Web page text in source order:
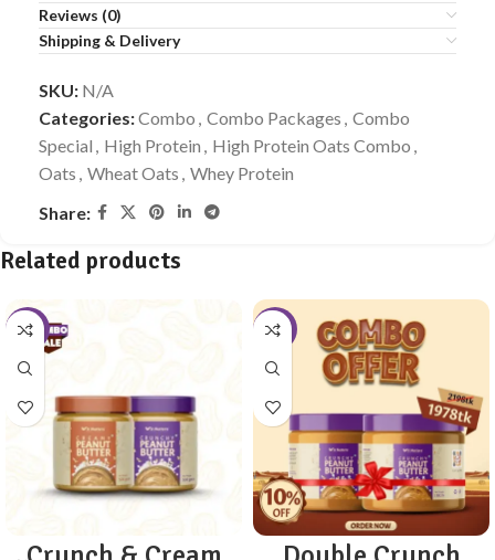
Reviews (0)
Shipping & Delivery
SKU: N/A
Categories:Combo , Combo Packages , Combo
Special , High Protein , High Protein Oats Combo ,
Oats , Wheat Oats , Whey Protein
Share:
Related products
-33% -9%